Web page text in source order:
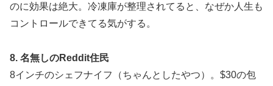
のに効果は絶大。冷凍庫が整理されてると、なぜか人生も
コントロールできてる気がする。
8. 名無しのReddit住民
8インチのシェフナイフ（ちゃんとしたやつ）。$30の包